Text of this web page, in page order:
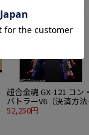
超合金魂 GX-121 コン
バトラーV6（決済方
定販売）
52,250円